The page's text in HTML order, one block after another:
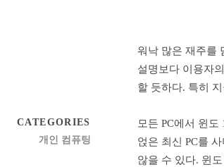
워낙 많은 재주를
설명보다 이용자
할 듯하다. 특히
모든 PC에서 윈
얹은 최신 PC를
않을 수 있다. 윈
CATEGORIES
개인 컴퓨팅